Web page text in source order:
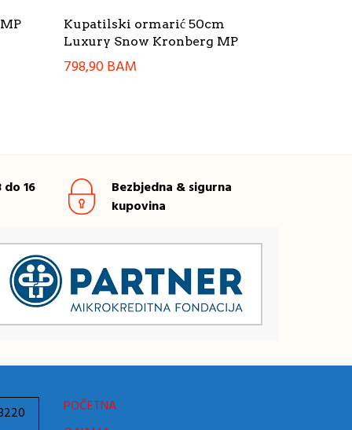
Kupatilski ormarić 50cm
Luxury Snow Kronberg MP
798,90BAM
16
Bezbjedna & sigurna
kupovina
POČETNA